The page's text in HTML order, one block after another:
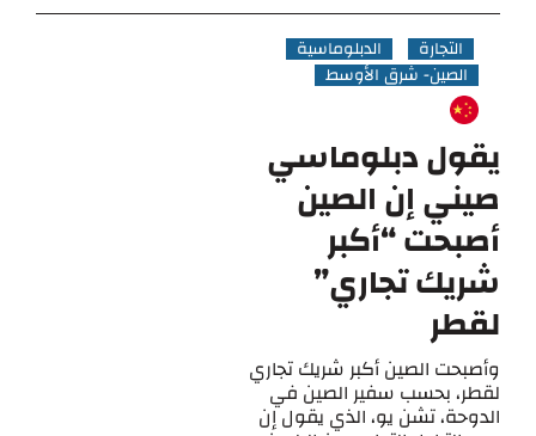
التجارة
الدبلوماسية
الصين- شرق الأوسط
يقول دبلوماسي
صيني إن الصين
أصبحت “أكبر
شريك تجاري”
لقطر
وأصبحت الصين أكبر شريك تجاري
لقطر، بحسب سفير الصين في
الدوحة، تشن يو، الذي يقول إن